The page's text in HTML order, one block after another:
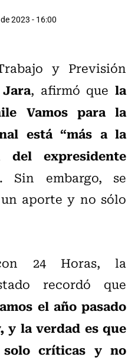
2023 - 16:00
y Previsión
, afirmó que la
Vamos para la
está “más a la
expresidente
Sin embargo, se
aporte y no sólo
24 Horas, la
recordó que
el año pasado
y la verdad es que
solo críticas y no